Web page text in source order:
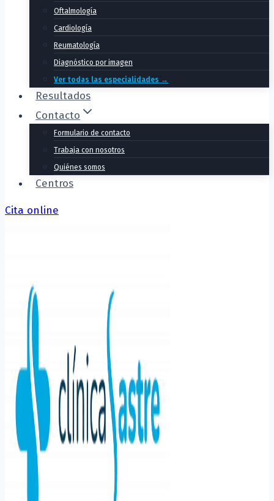
Oftalmología
Cardiología
Reumatología
Diagnóstico por imagen
Ver todas las especialidades →
Resultados
Contacto
Formulario de contacto
Trabaja con nosotros
Quiénes somos
Centros
Cita online